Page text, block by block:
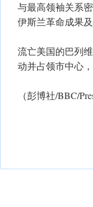
与最高领袖关系
伊斯兰革命成果
流亡美国的巴列
动并占领市中心
（彭博社/BBC/